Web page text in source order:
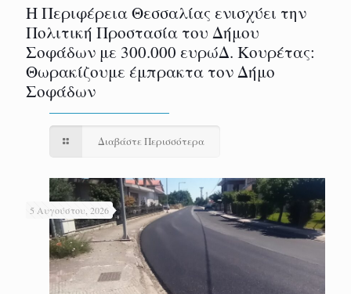
Η Περιφέρεια Θεσσαλίας ενισχύει την
Πολιτική Προστασία του Δήμου
Σοφάδων με 300.000 ευρώΔ. Κουρέτας:
Θωρακίζουμε έμπρακτα τον Δήμο
Σοφάδων
Διαβάστε Περισσότερα
5 Αυγούστου, 2026